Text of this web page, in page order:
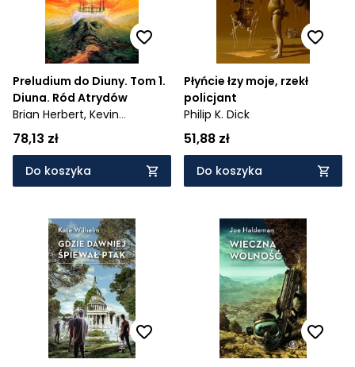
Preludium do Diuny. Tom 1.
Diuna. Ród Atrydów
Brian Herbert, Kevin
Anderson
78,13 zł
Do koszyka
Płyńcie łzy moje, rzekł
policjant
Philip K. Dick
51,88 zł
Do koszyka